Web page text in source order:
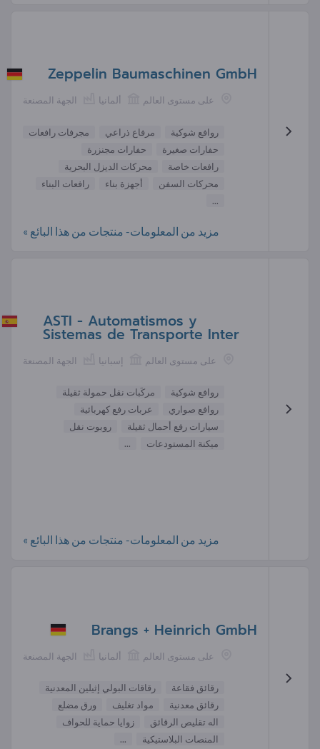
Zeppelin Baumaschinen GmbH
الجهة المصنعة ألمانيا على مستوى العالم
روافع شوكية مرفاع ذراعي
مجرفات رافعات
حفارات صغيرة
حفارات مجنزرة
رافعات خاصة
محركات الديزل البحرية
محركات السفن
أجهزة بناء
رافعات البناء
...
مزيد من المعلومات- منتجات من هذا البائع »
ASTI - Automatismos y
Sistemas de Transporte Inter
الجهة المصنعة إسبانيا على مستوى العالم
روافع شوكية
مركَبات نقل حمولة ثقيلة
روافع صواري
عربات رفع كهربائية
سيارات رفع أحمال ثقيلة
روبوت نقل
ميكنة المستودعات
...
مزيد من المعلومات- منتجات من هذا البائع »
Brangs + Heinrich GmbH
الجهة المصنعة ألمانيا على مستوى العالم
رقائق فقاعة
رقاقات البولي إثيلين المعدنية
رقائق معدنية
مواد تغليف
ورق مضلع
اله تقليص الرقائق
زوايا حماية للحواف
المنصات البلاستيكية
...